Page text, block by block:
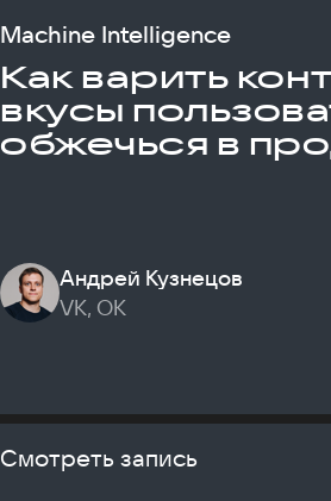
Machine Intelligence
Как варить
вкусы
обжечься в
Андрей Кузнецов
VK, ОК
Смотреть запись